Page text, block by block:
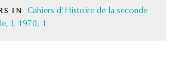
IN
Cahiers d'Histoire de la seconde
I, 1970, 1